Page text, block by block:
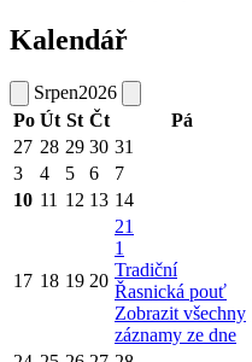
Kalendář
Srpen2026
Po Út St Čt Pá
27 28 29 30 31
3
4 5 6 7
10 11 12 13 14
17 18 19 20
21
1
Tradiční
Řasnická pouť
Zobrazit všechny
záznamy ze dne